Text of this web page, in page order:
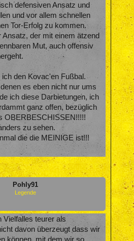
defensiven Ansatz und
und vor allem schnellen
Tor-Erfolg zu kommen.
der mit einem ätzend
Mut, auch offensiv
den Kovac'en Fußbal.
es eben nicht nur ums
ich diese Darbietungen, ich
ganz offen, bezüglich
OBERBESCHISSEN!!!!!
zu sehen.
die die MEINIGE ist!!!
Pohly91
Legende
Vielfalles teurer als
davon überzeugt dass wir
können, mit dem wir so